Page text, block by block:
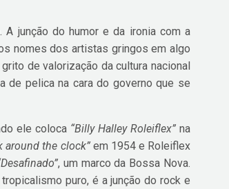
junção do humor e da ironia com a
nomes dos artistas gringos em algo
de valorização da cultura nacional
de pelica na cara do governo que se
ele coloca “Billy Halley Roleiflex”na
around the clock”em 1954 e Roleiflex
, um marco da Bossa Nova.
puro, é a junção do rock e